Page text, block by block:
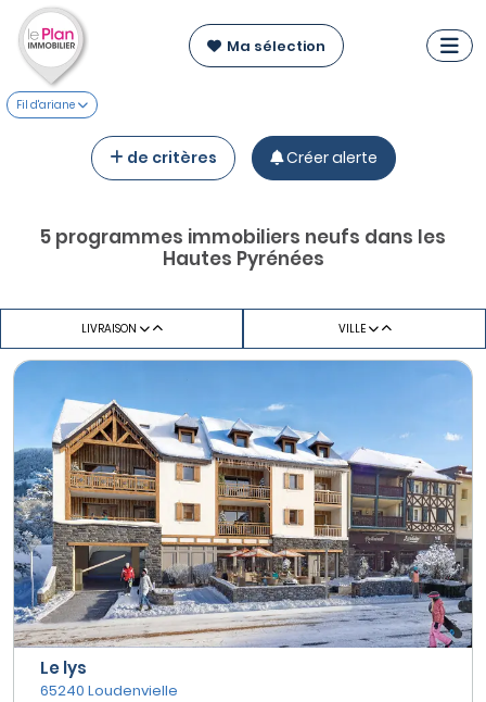
Ma sélection
Fil d'ariane
de critères Créer alerte
5 programmes immobiliers neufs dans les
Hautes Pyrénées
LIVRAISON VILLE
Le lys
65240 Loudenvielle